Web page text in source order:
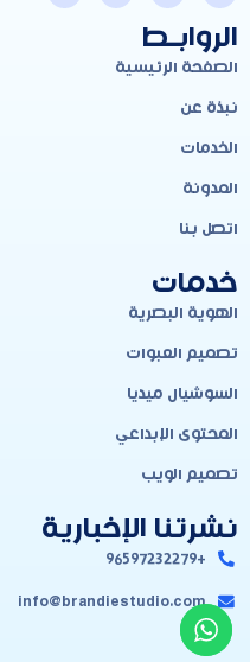
الروابـط
الصفحة الرئيسية
نبذة عن
الخدمات
المدونة
اتصل بنا
خدمات
الهوية البصرية
تصميم العبوات
السوشيال ميديا
المحتوى الإبداعي
تصميم الويب
نشرتنا الإخبارية
+96597232279
info@brandiestudio.com